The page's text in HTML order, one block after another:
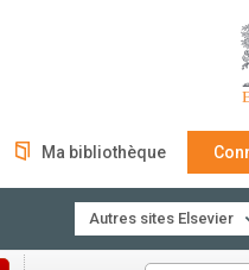
Ma bibliothèque
Autres sites Elsevier